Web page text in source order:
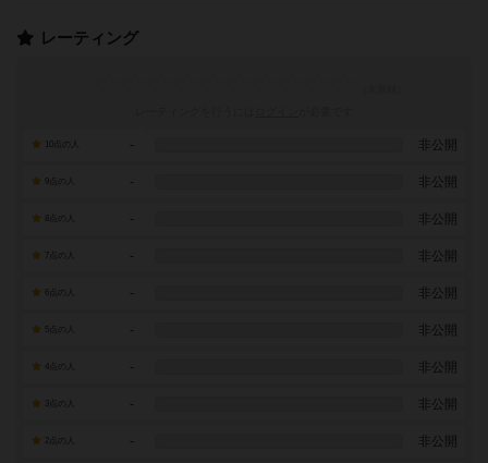
レーティング
- 非公開
- 非公開
- 非公開
7点の人 - 非公開
- 非公開
- 非公開
- 非公開
- 非公開
- 非公開